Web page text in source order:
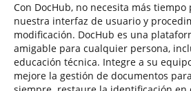
Con DocHub, no necesita más
nuestra interfaz de usuario y
modificación. DocHub es una
amigable para cualquier persona,
educación técnica. Integre a su
mejore la gestión de documentos